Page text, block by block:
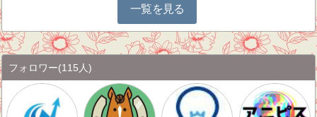
一覧を見る
フォロワー(115人)